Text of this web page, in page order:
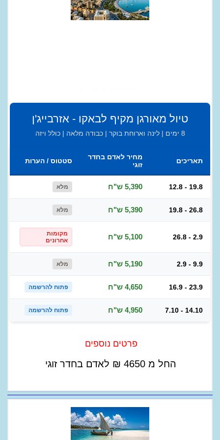
טיול מאורגן מקיף לבאקו - אזרבייג'ן
8 ימים | לינה וארוחת בוקר | כבודה מלאה | כולל ויזה
תאריכים
מחיר לאדם בחדר
זוגי
סטטוס / הערות
12.8 - 19.8 5,390 ש"ח מלא
19.8 - 26.8 5,390 ש"ח מלא
26.8 - 2.9 5,100 ש"ח
מקומות
אחרונים
2.9 - 9.9 5,190 ש"ח מלא
16.9 - 23.9 4,650 ש"ח פתוח להרשמה
7.10 - 14.10 4,950 ש"ח פתוח להרשמה
פרטים נוספים
החל מ 4650
₪ לאדם בחדר זוגי